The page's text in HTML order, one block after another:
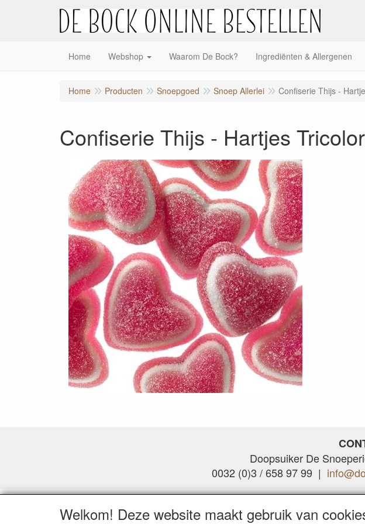
Home Webshop Waarom De Bock? Ingrediënten & Allergenen
Home Producten Snoepgoed Snoep Allerlei Confiserie Thijs -
Confiserie Thijs - Hartjes
Doopsuiker De
0032 (0)3 / 658 97 99 |
Welkom! Deze website maakt gebruik van